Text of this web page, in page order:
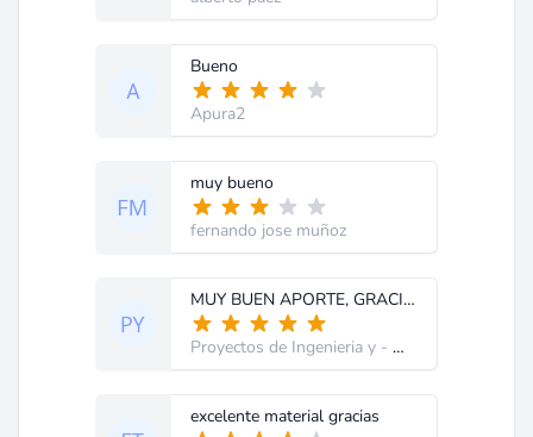
Bueno
Apura2
muy bueno
fernando jose muñoz
MUY BUEN APORTE, GRACIAS
Proyectos de Ingenieria y - Mexico
excelente material gracias